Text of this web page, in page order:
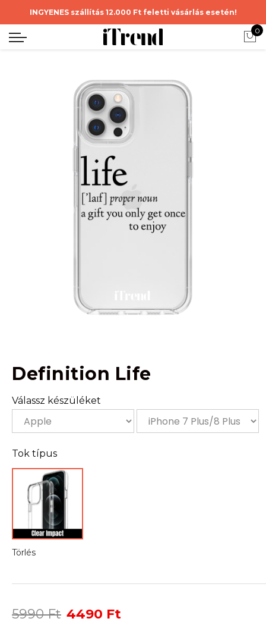
INGYENES szállítás 12.000 Ft feletti vásárlás esetén!
0
Definition Life
Válassz készüléket
Tok típus
Törlés
5990Ft Original
4490 Ft